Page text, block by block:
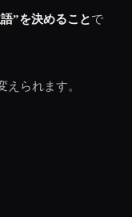
”を決めることで
られます。